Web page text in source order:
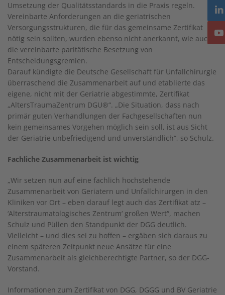
Umsetzung der Qualitätsstandards in die Praxis regeln.
Vereinbarte Anforderungen an die geriatrischen
Versorgungsstrukturen, die für das gemeinsame Zertifikat
nötig sein sollten, wurden ebenso nicht anerkannt, wie auch
die vereinbarte paritätische Besetzung von
Entscheidungsgremien.
Darauf kündigte die Deutsche Gesellschaft für Unfallchirurgie
überraschend die Zusammenarbeit auf und etablierte das
eigene, nicht mit der Geriatrie abgestimmte, Zertifikat
„AltersTraumaZentrum DGU®“. „Die Situation, dass nach
primär guten Verhandlungen der Fachgesellschaften nun
kein gemeinsames Vorgehen möglich sein soll, ist aus Sicht
der Geriatrie unbefriedigend und unverständlich“, so Schulz.
Fachliche Zusammenarbeit ist wichtig
„Wir setzen nun auf eine fachlich hochstehende
Zusammenarbeit von Geriatern und Unfallchirurgen in den
Kliniken vor Ort – eben darauf legt auch das Zertifikat atz –
‘Alterstraumatologisches Zentrum‘ großen Wert“, machen
Schulz und Püllen den Standpunkt der DGG deutlich.
Vielleicht – und dies sei zu hoffen – ergäben sich daraus zu
einem späteren Zeitpunkt neue Ansätze für eine
Zusammenarbeit als gleichberechtigte Partner, so der DGG-
Vorstand.
Informationen zum Zertifikat von DGG, DGGG und BV Geriatrie